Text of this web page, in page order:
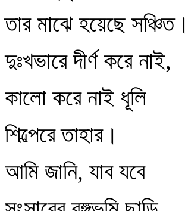
তার মাঝে হয়েছে সঞ্চিত।
দুঃখভারে দীর্ণ করে নাই,
কালো করে নাই ধূলি
শিল্পেরে তাহার।
আমি জানি, যাব যবে